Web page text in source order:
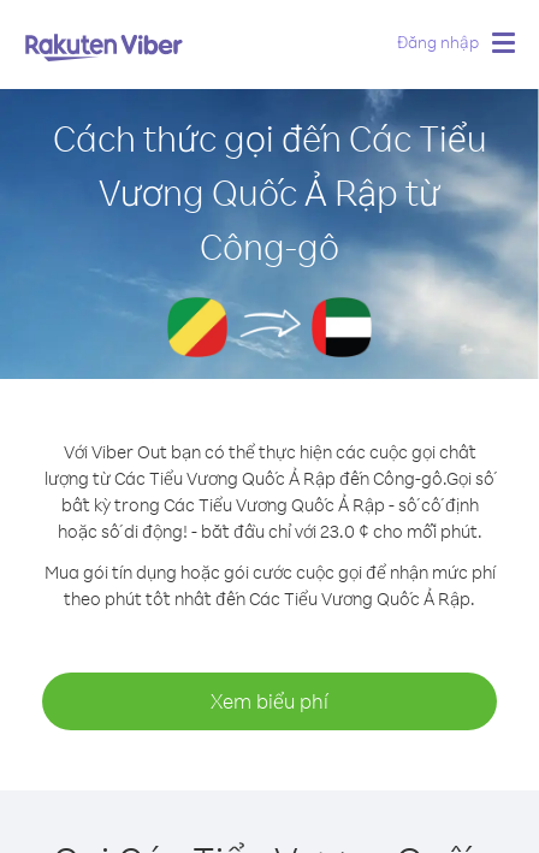
Đăng nhập
Cách thức gọi đến Các Tiểu
Vương Quốc Ả Rập từ
Công-gô
Với Viber Out bạn có thể thực hiện các cuộc gọi chất
lượng từ Các Tiểu Vương Quốc Ả Rập đến Công-gô.Gọi số
bất kỳ trong Các Tiểu Vương Quốc Ả Rập - số cố định
hoặc số di động! - bắt đầu chỉ với 23.0 ¢ cho mỗi phút.
Mua gói tín dụng hoặc gói cước cuộc gọi để nhận mức phí
theo phút tốt nhất đến Các Tiểu Vương Quốc Ả Rập.
Xem biểu phí